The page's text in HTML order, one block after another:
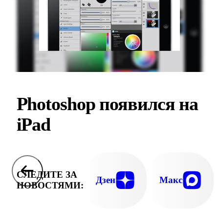
Photoshop появился на
iPad
СЛЕДИТЕ ЗА
НОВОСТЯМИ:
Дзен Макс